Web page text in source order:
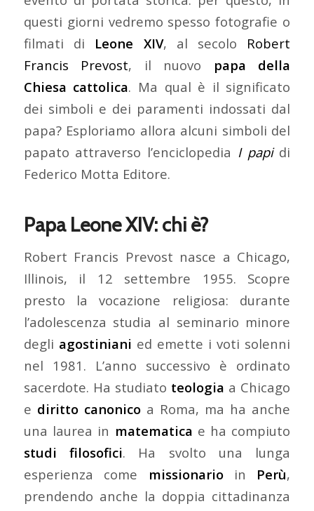
questi giorni vedremo spesso fotografie o
filmati di Leone XIV, al secolo Robert
Francis Prevost, il nuovo papa della
Chiesa cattolica. Ma qual è il significato
dei simboli e dei paramenti indossati dal
papa? Esploriamo allora alcuni simboli del
papato attraverso l’enciclopedia I papidi
Federico Motta Editore.
Papa Leone XIV: chi è?
Robert Francis Prevost nasce a Chicago,
Illinois, il 12 settembre 1955. Scopre
presto la vocazione religiosa: durante
l’adolescenza studia al seminario minore
degli agostiniani ed emette i voti solenni
nel 1981. L’anno successivo è ordinato
sacerdote. Ha studiato teologia a Chicago
e diritto canonicoa Roma, ma ha anche
una laurea in matematica e ha compiuto
studi filosofici. Ha svolto una lunga
esperienza come missionarioin Perù,
prendendo anche la doppia cittadinanza